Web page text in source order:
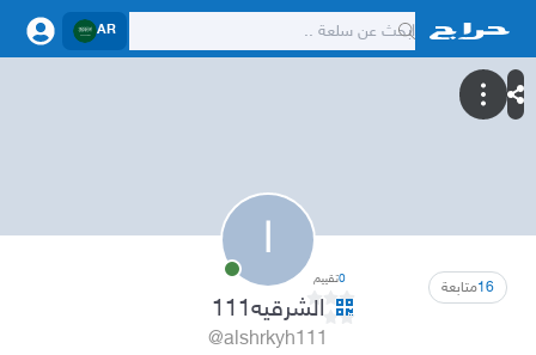
AR
ا
16متابعة 0تقييم
الشرقيه111
@alshrkyh111